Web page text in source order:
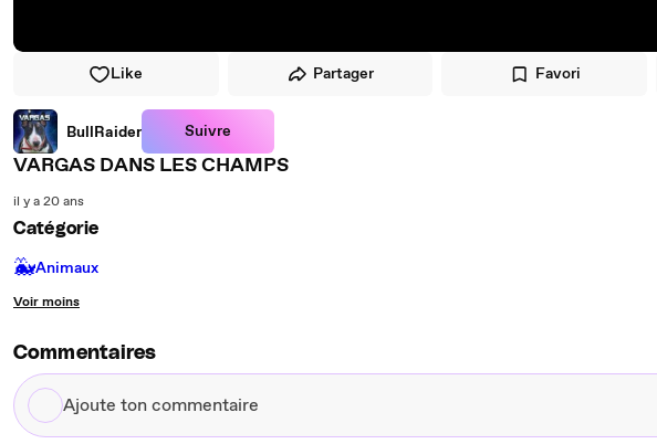
Like Partager Favori
BullRaider Suivre
VARGAS DANS LES CHAMPS
il y a 20 ans
Catégorie
🐳Animaux
Voir moins
Commentaires
Ajoute
ton